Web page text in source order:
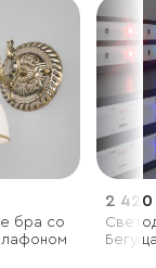
бра со
2 420